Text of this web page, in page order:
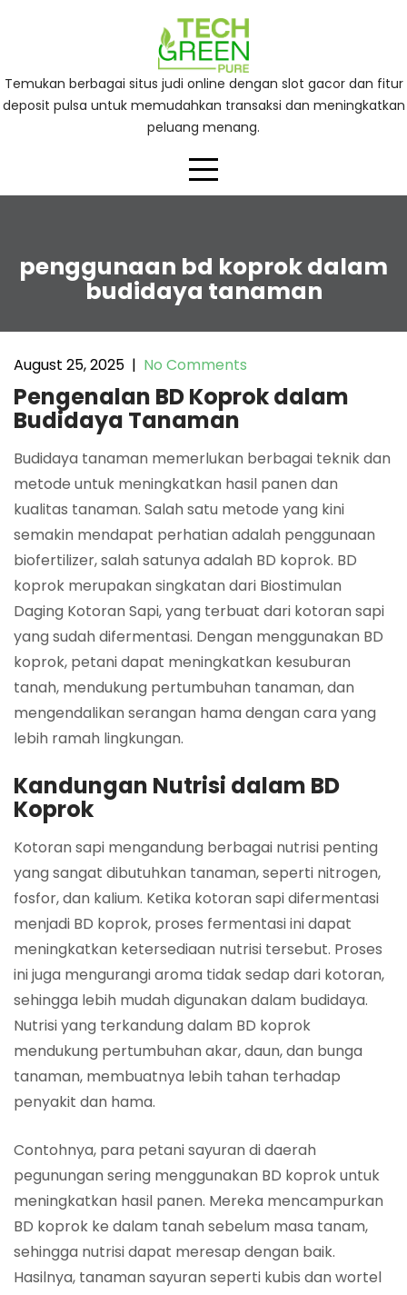
Temukan berbagai situs judi online dengan slot gacor dan fitur
deposit pulsa untuk memudahkan transaksi dan meningkatkan
peluang menang.
penggunaan bd koprok dalam
budidaya tanaman
August 25, 2025 | No Comments
Pengenalan BD Koprok dalam
Budidaya Tanaman
Budidaya tanaman memerlukan berbagai teknik dan
metode untuk meningkatkan hasil panen dan
kualitas tanaman. Salah satu metode yang kini
semakin mendapat perhatian adalah penggunaan
biofertilizer, salah satunya adalah BD koprok. BD
koprok merupakan singkatan dari Biostimulan
Daging Kotoran Sapi, yang terbuat dari kotoran sapi
yang sudah difermentasi. Dengan menggunakan BD
koprok, petani dapat meningkatkan kesuburan
tanah, mendukung pertumbuhan tanaman, dan
mengendalikan serangan hama dengan cara yang
lebih ramah lingkungan.
Kandungan Nutrisi dalam BD
Koprok
Kotoran sapi mengandung berbagai nutrisi penting
yang sangat dibutuhkan tanaman, seperti nitrogen,
fosfor, dan kalium. Ketika kotoran sapi difermentasi
menjadi BD koprok, proses fermentasi ini dapat
meningkatkan ketersediaan nutrisi tersebut. Proses
ini juga mengurangi aroma tidak sedap dari kotoran,
sehingga lebih mudah digunakan dalam budidaya.
Nutrisi yang terkandung dalam BD koprok
mendukung pertumbuhan akar, daun, dan bunga
tanaman, membuatnya lebih tahan terhadap
penyakit dan hama.
Contohnya, para petani sayuran di daerah
pegunungan sering menggunakan BD koprok untuk
meningkatkan hasil panen. Mereka mencampurkan
BD koprok ke dalam tanah sebelum masa tanam,
sehingga nutrisi dapat meresap dengan baik.
Hasilnya, tanaman sayuran seperti kubis dan wortel